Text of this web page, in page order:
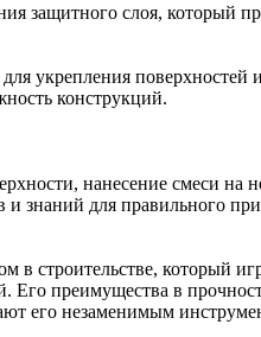
защитного слоя, который
укрепления поверхностей
конструкций.
нанесение смеси на
знаний для правильного
в строительстве, который
Его преимущества в
его незаменимым